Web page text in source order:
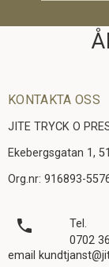
KONTAKTA OSS
JITE TRYCK O
Ekebergsgatan 1,
Org.nr: 916893-
local_phone
Tel.
0702
email